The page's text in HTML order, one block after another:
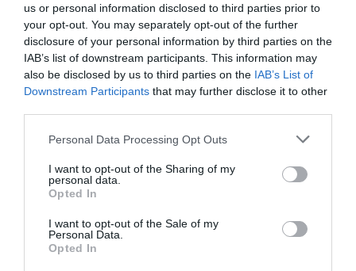
us or personal information disclosed to third parties prior to
your opt-out. You may separately opt-out of the further
disclosure of your personal information by third parties on the
IAB’s list of downstream participants. This information may
also be disclosed by us to third parties on the IAB’s List of
Downstream Participants that may further disclose it to other
Please note that this website/app uses one or more Google
not limited to your visit or usage behaviour. You may click to
grant or deny consent to Google and its third-party tags to
use your data for below specified purposes in below Google
consent section.
Personal Data Processing Opt Outs
I want to opt-out of the Sharing of my
personal data.
Opted In
I want to opt-out of the Sale of my
Personal Data.
Opted In
11 h 21 min
One Teaspoon And All The Worms In The Body
Die Instantly